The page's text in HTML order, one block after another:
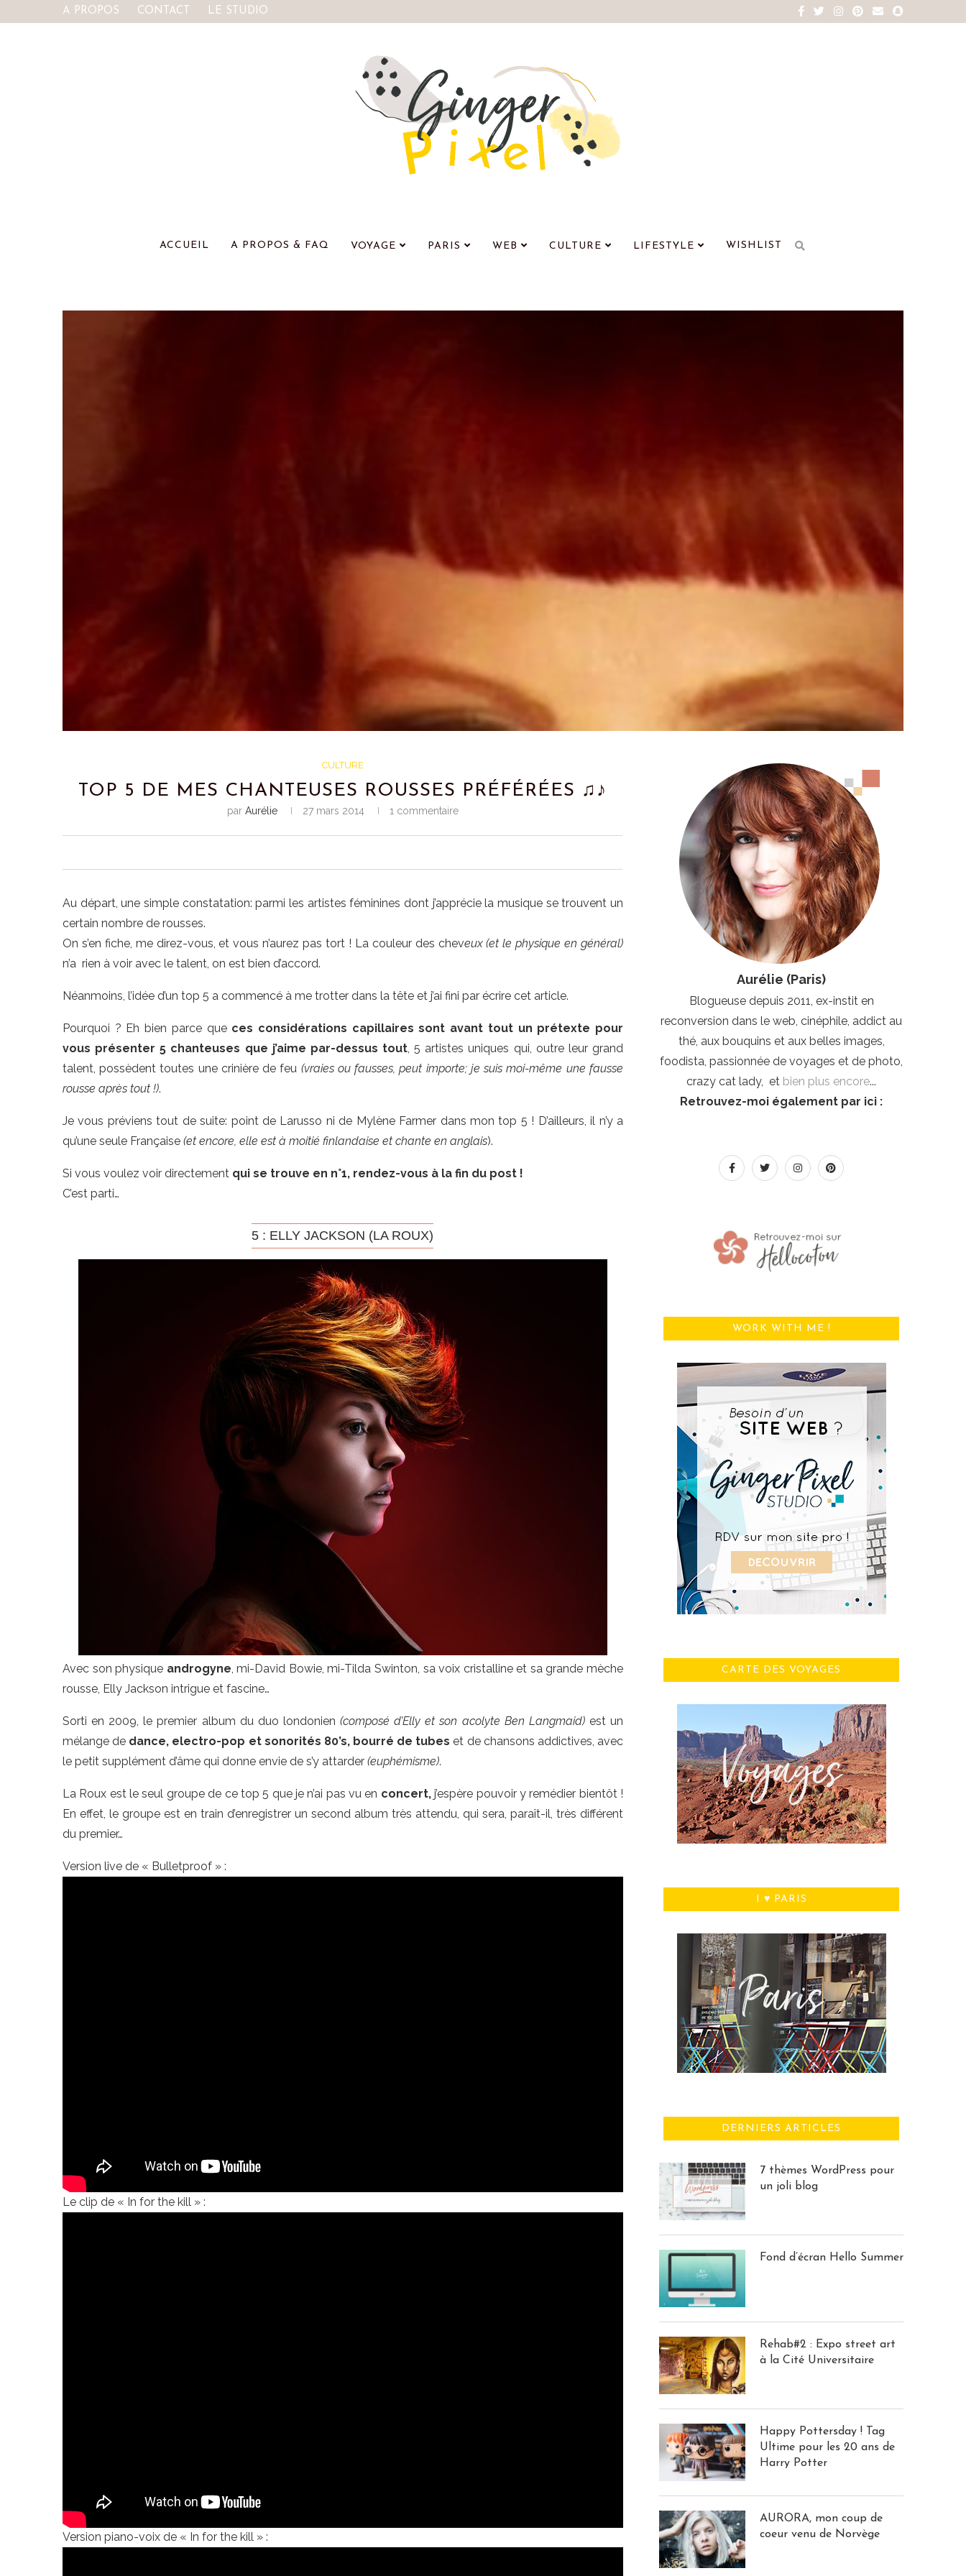
A PROPOS CONTACT LE STUDIO
ACCUEIL A PROPOS & FAQ VOYAGE PARIS WEB CULTURE LIFESTYLE WISHLIST
CULTURE
TOP 5 DE MES CHANTEUSES ROUSSES PRÉFÉRÉES ♫♪
par Aurélie 27 mars 2014 1 commentaire
Au départ, une simple constatation: parmi les artistes féminines dont j’apprécie la musique se trouvent un
certain nombre de rousses.
On s’en fiche, me direz-vous, et vous n’aurez pas tort ! La couleur des cheveux (et le physique en général)
n’a rien à voir avec le talent, on est bien d’accord.
Néanmoins, l’idée d’un top 5 a commencé à me trotter dans la tête et j’ai fini par écrire cet article.
Pourquoi ? Eh bien parce que ces considérations capillaires sont avant tout un prétexte pour
vous présenter 5 chanteuses que j’aime par-dessus tout, 5 artistes uniques qui, outre leur grand
talent, possèdent toutes une crinière de feu (vraies ou fausses, peut importe; je suis moi-même une fausse
rousse après tout !).
Je vous préviens tout de suite: point de Larusso ni de Mylène Farmer dans mon top 5 ! D’ailleurs, il n’y a
qu’une seule Française (et encore, elle est à moitié finlandaise et chante en anglais).
Si vous voulez voir directement qui se trouve en n°1, rendez-vous à la fin du post !
C’est parti…
5 : ELLY JACKSON (LA ROUX)
Avec son physique androgyne, mi-David Bowie, mi-Tilda Swinton, sa voix cristalline et sa grande mèche
rousse, Elly Jackson intrigue et fascine…
Sorti en 2009, le premier album du duo londonien (composé d’Elly et son acolyte Ben Langmaid)est un
mélange de dance, electro-pop et sonorités 80’s, bourré de tubes et de chansons addictives, avec
le petit supplément d’âme qui donne envie de s’y attarder (euphémisme).
La Roux est le seul groupe de ce top 5 que je n’ai pas vu en concert,j’espère pouvoir y remédier bientôt !
En effet, le groupe est en train d’enregistrer un second album très attendu, qui sera, paraît-il, très différent
du premier…
Version live de « Bulletproof » :
Le clip de « In for the kill » :
Version piano-voix de « In for the kill » :
Aurélie (Paris)
Blogueuse depuis 2011, ex-instit en
reconversion dans le web, cinéphile, addict au
thé, aux bouquins et aux belles images,
foodista, passionnée de voyages et de photo,
crazy cat lady, et bien plus encore...
Retrouvez-moi également par ici :
WORK WITH ME !
CARTE DES VOYAGES
I ♥ PARIS
DERNIERS ARTICLES
7 thèmes WordPress pour
un joli blog
Fond d’écran Hello Summer
Rehab#2 : Expo street art
à la Cité Universitaire
Happy Pottersday ! Tag
Ultime pour les 20 ans de
Harry Potter
AURORA, mon coup de
coeur venu de Norvège